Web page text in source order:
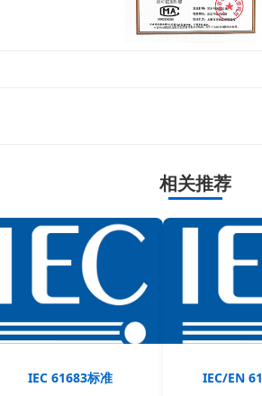
相关推荐
IEC 61683标准 IEC/EN